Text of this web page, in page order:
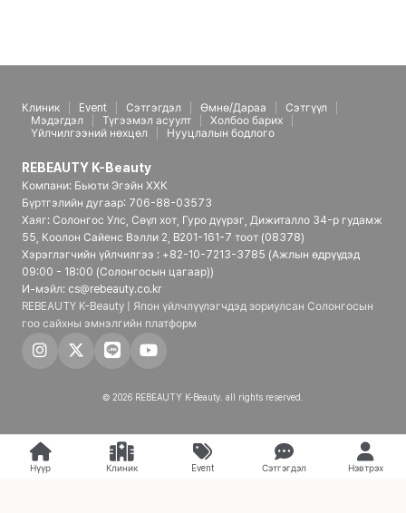
Клиник Event Сэтгэгдэл Өмнө/Дараа
Сэтгүүл
Мэдэгдэл
Түгээмэл асуулт
Холбоо барих
Үйлчилгээний нөхцөл
Нууцлалын бодлого
REBEAUTY K-Beauty
Компани: Бьюти Эгэйн ХХК
Бүртгэлийн дугаар: 706-88-03573
Хаяг: Солонгос Улс, Сөүл хот, Гуро дүүрэг, Дижиталло 34-р гудамж
55, Коолон Сайенс Вэлли 2, B201-161-7 тоот (08378)
Хэрэглэгчийн үйлчилгээ : +82-10-7213-3785 (Ажлын өдрүүдэд
09:00 - 18:00 (Солонгосын цагаар))
И-мэйл: cs@rebeauty.co.kr
REBEAUTY K-Beauty | Япон үйлчлүүлэгчдэд зориулсан Солонгосын
гоо сайхны эмнэлгийн платформ
© 2026 REBEAUTY K-Beauty. all rights reserved.
Нүүр Клиник Event Сэтгэгдэл Нэвтрэх